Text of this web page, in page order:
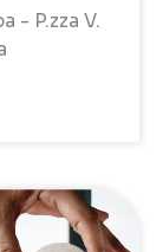
- P.zza V.